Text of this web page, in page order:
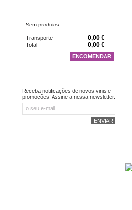
Sem produtos
Transporte 0,00 €
Total 0,00 €
ENCOMENDAR
Receba notificações de novos vinis e
promoções! Assine a nossa newsletter.